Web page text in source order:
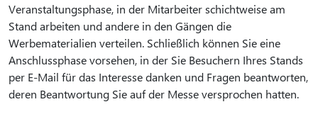
Veranstaltungsphase, in der Mitarbeiter schichtweise am
Stand arbeiten und andere in den Gängen die
Werbematerialien verteilen. Schließlich können Sie eine
Anschlussphase vorsehen, in der Sie Besuchern Ihres Stands
per E-Mail für das Interesse danken und Fragen beantworten,
deren Beantwortung Sie auf der Messe versprochen hatten.